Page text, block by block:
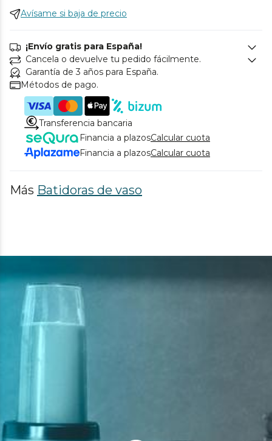
Avísame si baja de precio
¡Envío gratis para España!
Cancela o devuelve tu pedido fácilmente.
Garantía de 3 años para España.
Métodos de pago.
Transferencia bancaria
Financia a plazosCalcular cuota
Financia a plazosCalcular cuota
Más Batidoras de vaso